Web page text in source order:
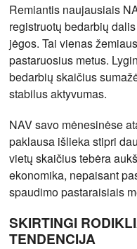
Remiantis naujausiais
registruotų bedarbių
jėgos. Tai vienas
pastaruosius metus.
bedarbių skaičius
stabilus aktyvumas.
NAV savo mėnesinėse
paklausa išlieka stipri
vietų skaičius tebėra
ekonomika, nepaisant
spaudimo pastaraisiais
SKIRTINGI
TENDENCIJA